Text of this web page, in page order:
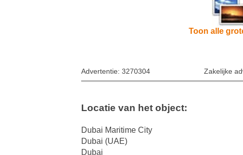
Toon alle
Advertentie: 3270304 Zakelijke
Locatie van het object:
Dubai Maritime City
Dubai (UAE)
Dubai